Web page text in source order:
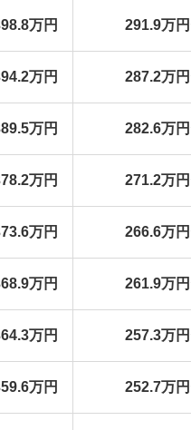
万円 291.9万
万円 287.2万
万円 282.6万
万円 271.2万
万円 266.6万
万円 261.9万
万円 257.3万
万円 252.7万